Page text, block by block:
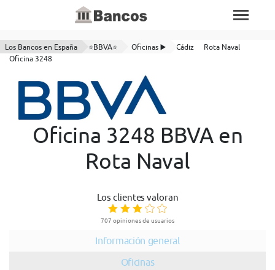
Los Bancos en España ⭐BBVA⭐ Oficinas ▶️ Cádiz
Rota Naval
Oficina 3248
Oficina 3248 BBVA en
Rota Naval
Los clientes valoran
707 opiniones de usuarios
Información general
Oficinas